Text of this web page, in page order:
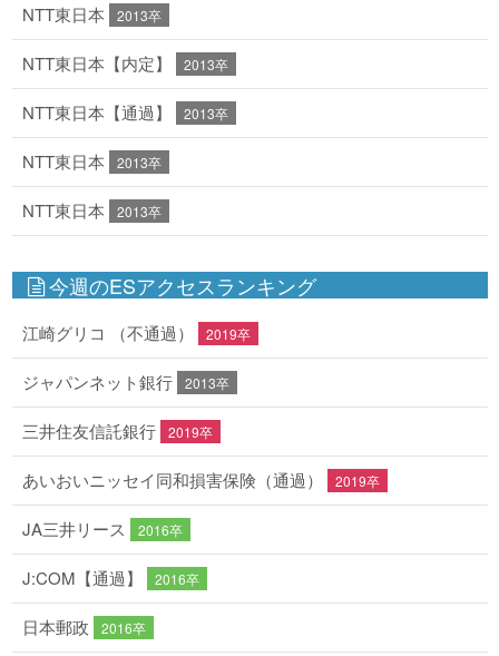
NTT東日本 2013卒
NTT東日本【内定】 2013卒
NTT東日本【通過】 2013卒
NTT東日本 2013卒
NTT東日本 2013卒
今週のESアクセスランキング
江崎グリコ （不通過） 2019卒
ジャパンネット銀行 2013卒
三井住友信託銀行 2019卒
あいおいニッセイ同和損害保険（通過） 2019卒
JA三井リース 2016卒
J:COM【通過】 2016卒
日本郵政 2016卒